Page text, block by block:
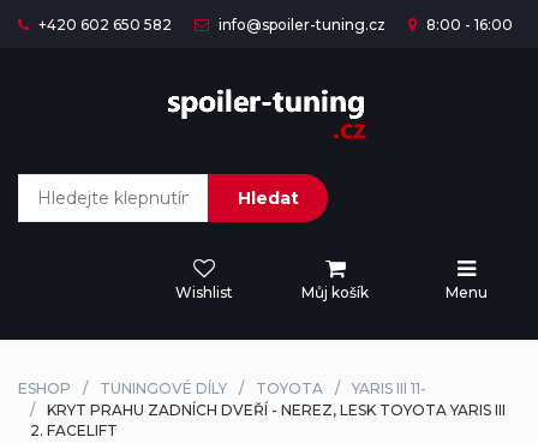
+420 602 650 582 info@spoiler-tuning.cz 8:00 - 16:00
Hledat
Wishlist Můj košík Menu
ESHOP TUNINGOVÉ DÍLY TOYOTA
YARIS III 11-
KRYT PRAHU ZADNÍCH DVEŘÍ - NEREZ, LESK TOYOTA YARIS III
2. FACELIFT